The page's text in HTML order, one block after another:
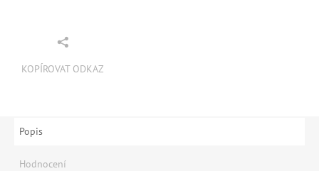
KOPÍROVAT ODKAZ
Popis
Hodnocení